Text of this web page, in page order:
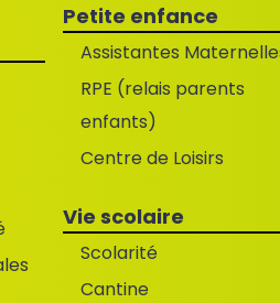
Petite enfance
Assistantes
RPE (relais parents
enfants)
Centre de Loisirs
Vie scolaire
Scolarité
Cantine